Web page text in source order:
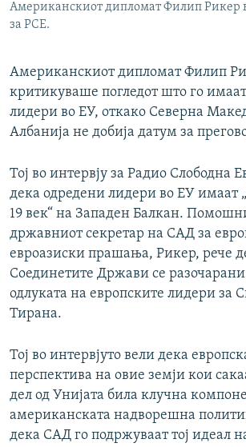
Американскиот дипломат Филип Рикер
за РСЕ.
Американскиот дипломат Филип
критикуваше погледот што го
лидери во ЕУ, откако Северна
Албанија не добија датум за
Тој во интервју за Радио Слободна
дека одредени лидери во ЕУ имаат
19 век“ на Западен Балкан.
државниот секретар на САД за
евроазиски прашања, Рикер, рече
Соединетите Држави се
одлуката на европските лидери за
Тирана.
Тој во интервјуто вели дека
перспектива на овие земји кои
дел од Унијата била клучна
американската надворешна
дека САД го подржуваат тој идеал